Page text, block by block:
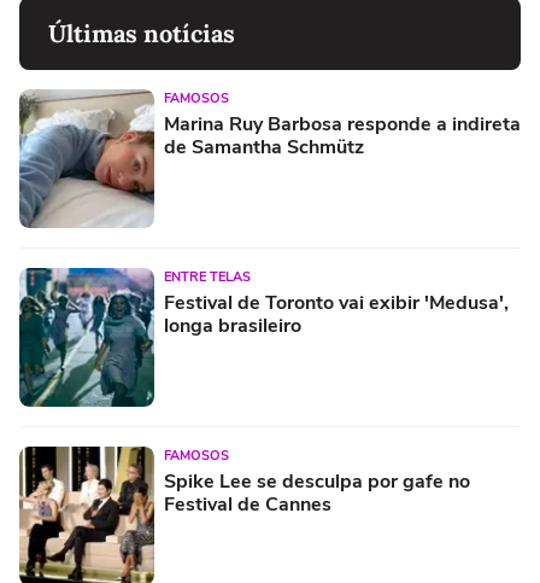
Últimas notícias
FAMOSOS
Marina Ruy Barbosa responde a indireta
de Samantha Schmütz
ENTRE TELAS
Festival de Toronto vai exibir 'Medusa',
longa brasileiro
FAMOSOS
Spike Lee se desculpa por gafe no
Festival de Cannes